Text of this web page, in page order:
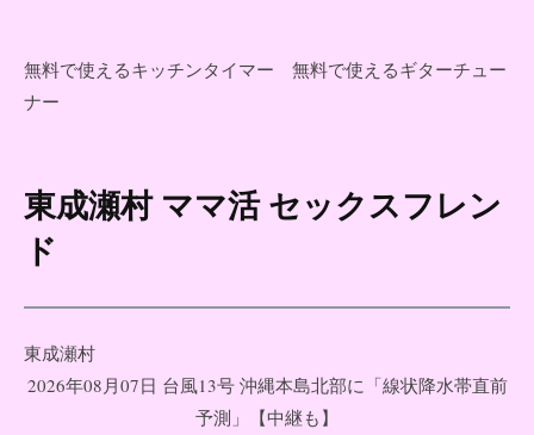
無料で使えるキッチンタイマー
無料で使えるギターチュー
ナー
コ
テ
へ
ス
東成瀬村 ママ活 セックスフレン
ド
東成瀬村
2026年08月07日 台風13号 沖縄本島北部に「線状降水帯直前
予測」【中継も】